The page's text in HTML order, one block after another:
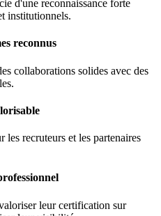
d'une reconnaissance forte
institutionnels.
reconnus
collaborations solides avec des
les recruteurs et les partenaires
leur certification sur